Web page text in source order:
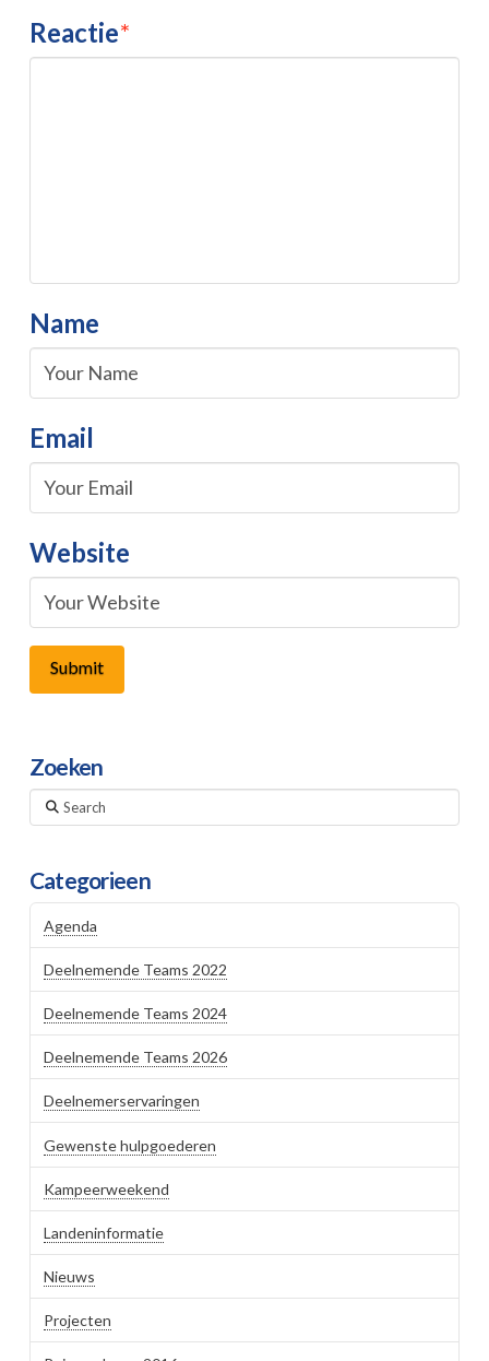
Reactie*
Name
Email
Website
Zoeken
Search
Categorieen
Agenda
Deelnemende Teams 2022
Deelnemende Teams 2024
Deelnemende Teams 2026
Deelnemerservaringen
Gewenste hulpgoederen
Kampeerweekend
Landeninformatie
Nieuws
Projecten